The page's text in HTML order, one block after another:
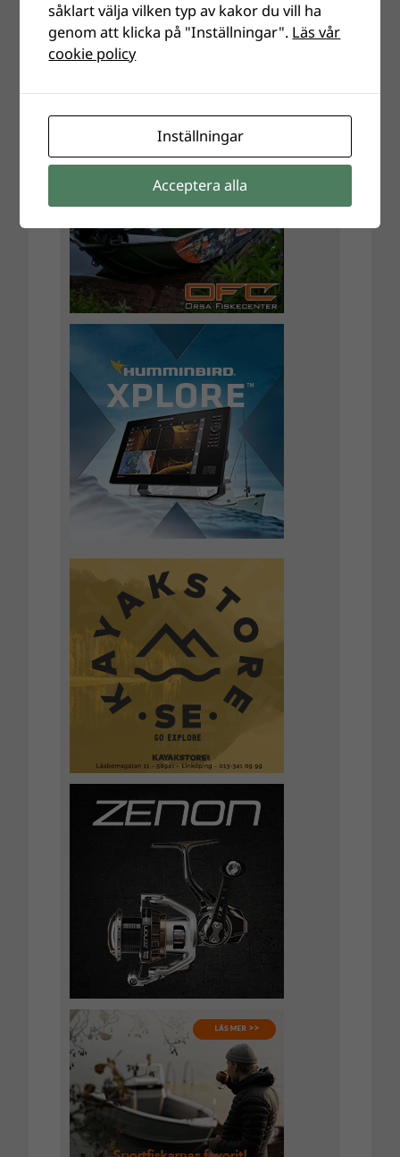
såklart välja vilken typ av kakor du vill ha
genom att klicka på "Inställningar". Läs vår
cookie policy
Inställningar
Acceptera alla